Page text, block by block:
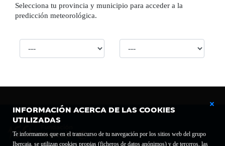
INFORMACIÓN ACERCA DE LAS COOKIES
UTILIZADAS
Te informamos que en el transcurso de tu navegación por los sitios web del grupo
Ibercaja, se utilizan cookies propias (ficheros de datos anónimos) y de terceros, las
Selecciona tu provincia y municipio para acceder a la
predicción meteorológica.